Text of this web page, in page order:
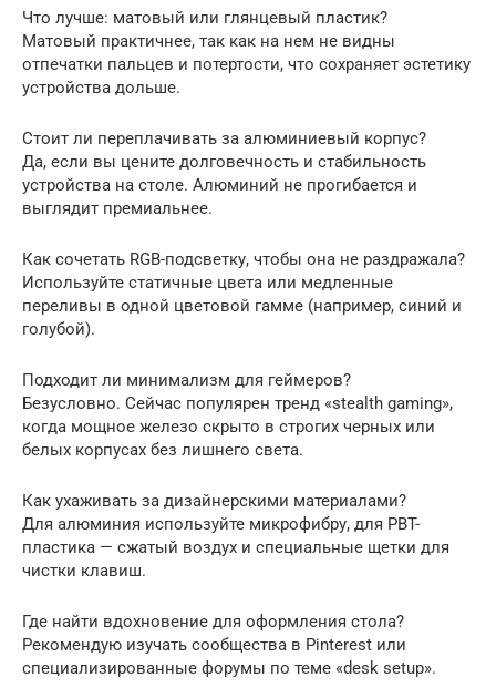
Что лучше: матовый или глянцевый пластик?
Матовый практичнее, так как на нем не видны
отпечатки пальцев и потертости, что сохраняет эстетику
устройства дольше.
Стоит ли переплачивать за алюминиевый корпус?
Да, если вы цените долговечность и стабильность
устройства на столе. Алюминий не прогибается и
выглядит премиальнее.
Как сочетать RGB-подсветку, чтобы она не раздражала?
Используйте статичные цвета или медленные
переливы в одной цветовой гамме (например, синий и
голубой).
Подходит ли минимализм для геймеров?
Безусловно. Сейчас популярен тренд «stealth gaming»,
когда мощное железо скрыто в строгих черных или
белых корпусах без лишнего света.
Как ухаживать за дизайнерскими материалами?
Для алюминия используйте микрофибру, для PBT-
пластика — сжатый воздух и специальные щетки для
чистки клавиш.
Где найти вдохновение для оформления стола?
Рекомендую изучать сообщества в Pinterest или
специализированные форумы по теме «desk setup».